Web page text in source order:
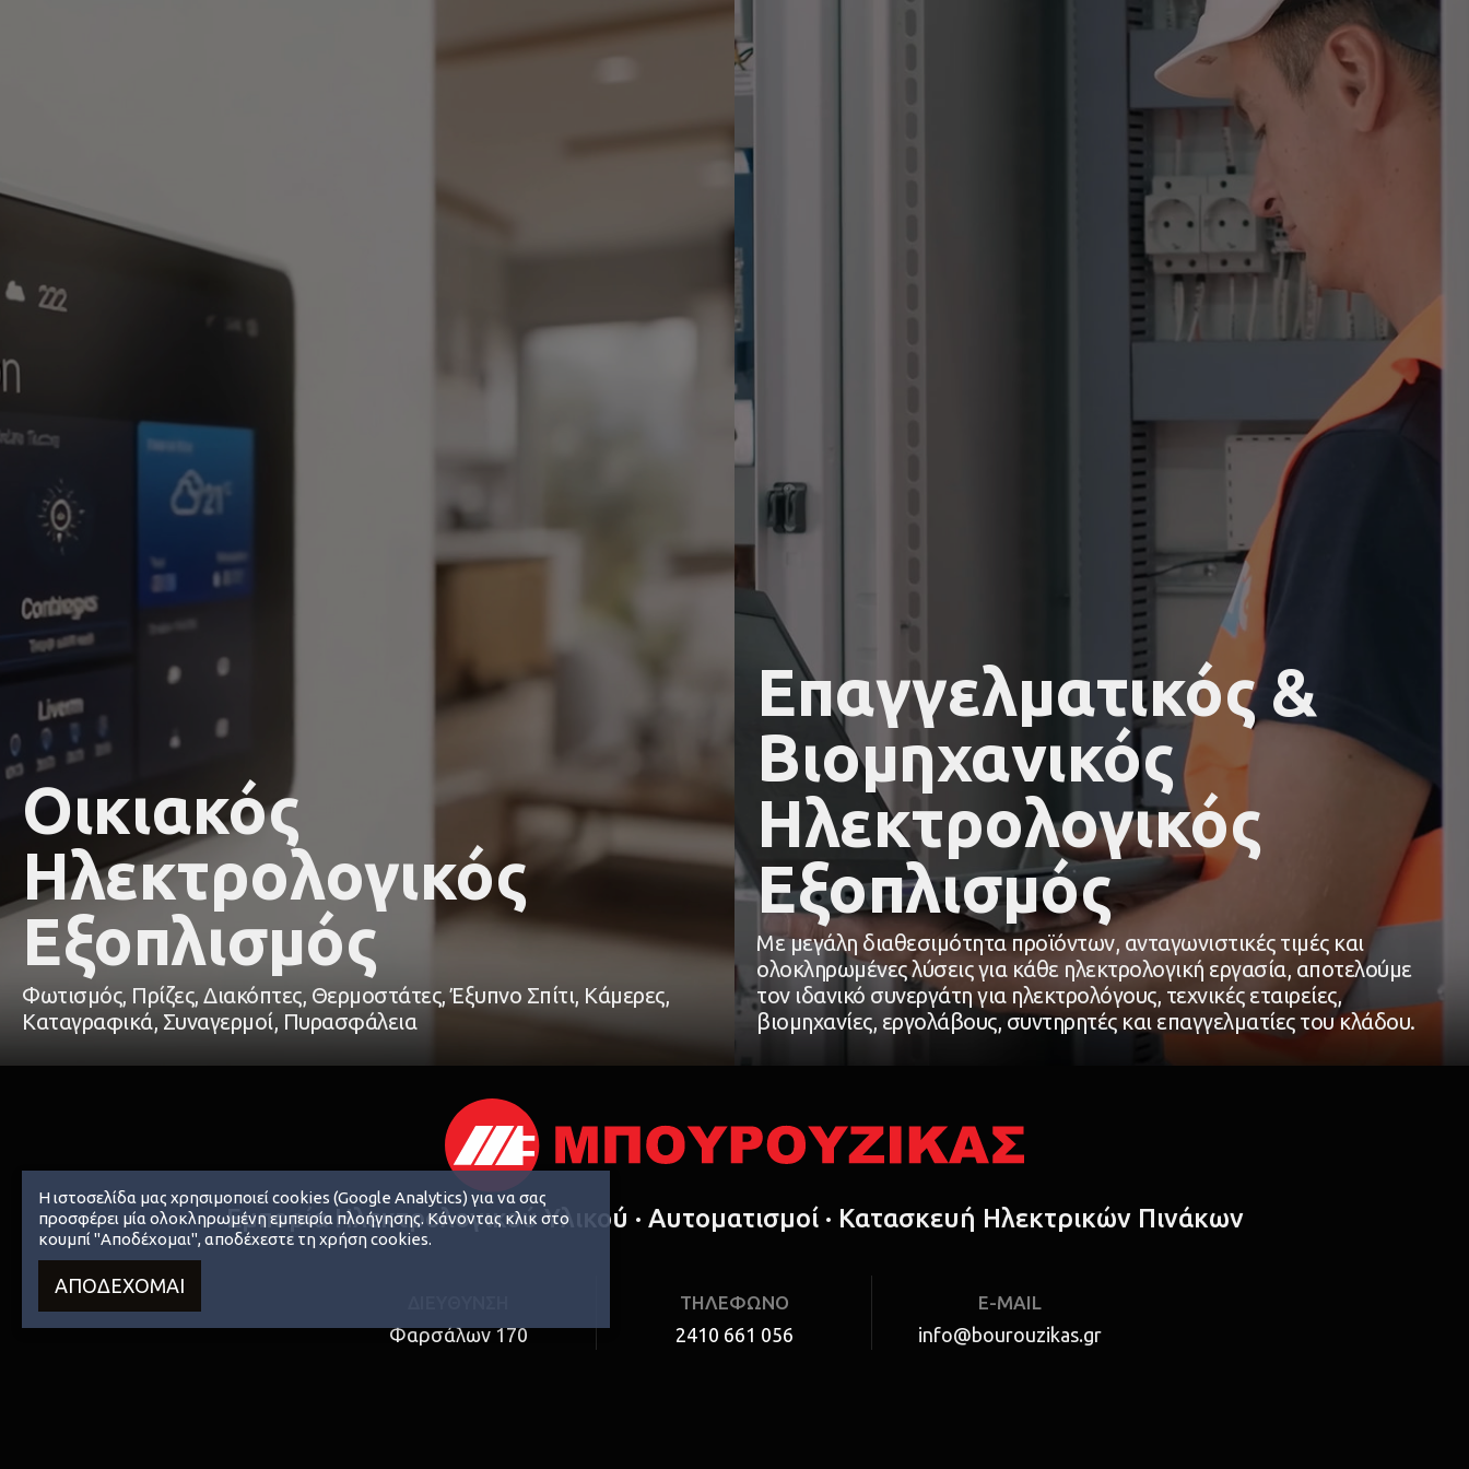
Η ιστοσελίδα μας χρησιμοποιεί cookies (Google Analytics) για να σας
προσφέρει μία ολοκληρωμένη εμπειρία πλοήγησης. Κάνοντας κλικ στο
κουμπί "Αποδέχομαι", αποδέχεστε τη χρήση cookies.
ΑΠΟΔΕΧΟΜΑΙ
Οικιακός
Ηλεκτρολογικός
Εξοπλισμός
Φωτισμός, Πρίζες, Διακόπτες, Θερμοστάτες, Έξυπνο Σπίτι, Κάμερες,
Καταγραφικά, Συναγερμοί, Πυρασφάλεια
Επαγγελματικός &
Βιομηχανικός
Ηλεκτρολογικός
Εξοπλισμός
Με μεγάλη διαθεσιμότητα προϊόντων, ανταγωνιστικές τιμές και
ολοκληρωμένες λύσεις για κάθε ηλεκτρολογική εργασία, αποτελούμε
τον ιδανικό συνεργάτη για ηλεκτρολόγους, τεχνικές εταιρείες,
βιομηχανίες, εργολάβους, συντηρητές και επαγγελματίες του κλάδου.
Eμπορία Ηλεκτρολογικού Υλικού · Αυτοματισμοί· Κατασκευή Ηλεκτρικών Πινάκων
Φαρσάλων 170
ΤΗΛΕΦΩΝΟ
2410 661 056
E-MAIL
info@bourouzikas.gr